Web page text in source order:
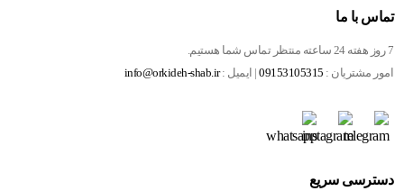
تماس با ما
7 روز هفته 24 ساعته منتظر تماس شما هستیم.
امور مشتریان : 09153105315 | ایمیل :info@orkideh-shab.ir
دسترسی سریع